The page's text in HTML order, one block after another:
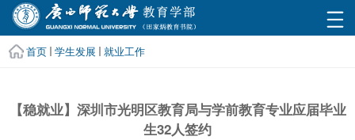
首页 学生发展 就业工作
【稳就业】深圳市光明区教育局与学前教育专业应届毕业
生32人签约